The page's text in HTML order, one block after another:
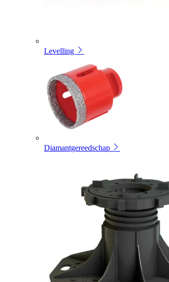
Levelling
Diamantgereedschap